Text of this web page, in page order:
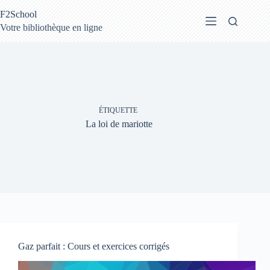
au
contenu
F2School
Votre bibliothèque en ligne
ÉTIQUETTE
La loi de mariotte
Gaz parfait : Cours et exercices corrigés